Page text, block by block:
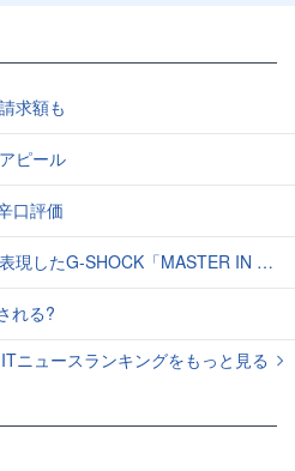
求額も
ピール
口評価
「MASTER IN HORIZON GOLD」3モデル
れる?
ITニュースランキングをもっと見る